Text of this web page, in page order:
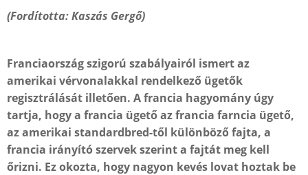
(Fordította: Kaszás Gergő)
Franciaország szigorú szabályairól ismert az
amerikai vérvonalakkal rendelkező ügetők
regisztrálását illetően. A francia hagyomány úgy
tartja, hogy a francia ügető az francia farncia ügető,
az amerikai standardbred-től különböző fajta, a
francia irányító szervek szerint a fajtát meg kell
őrizni. Ez okozta, hogy nagyon kevés lovat hoztak be